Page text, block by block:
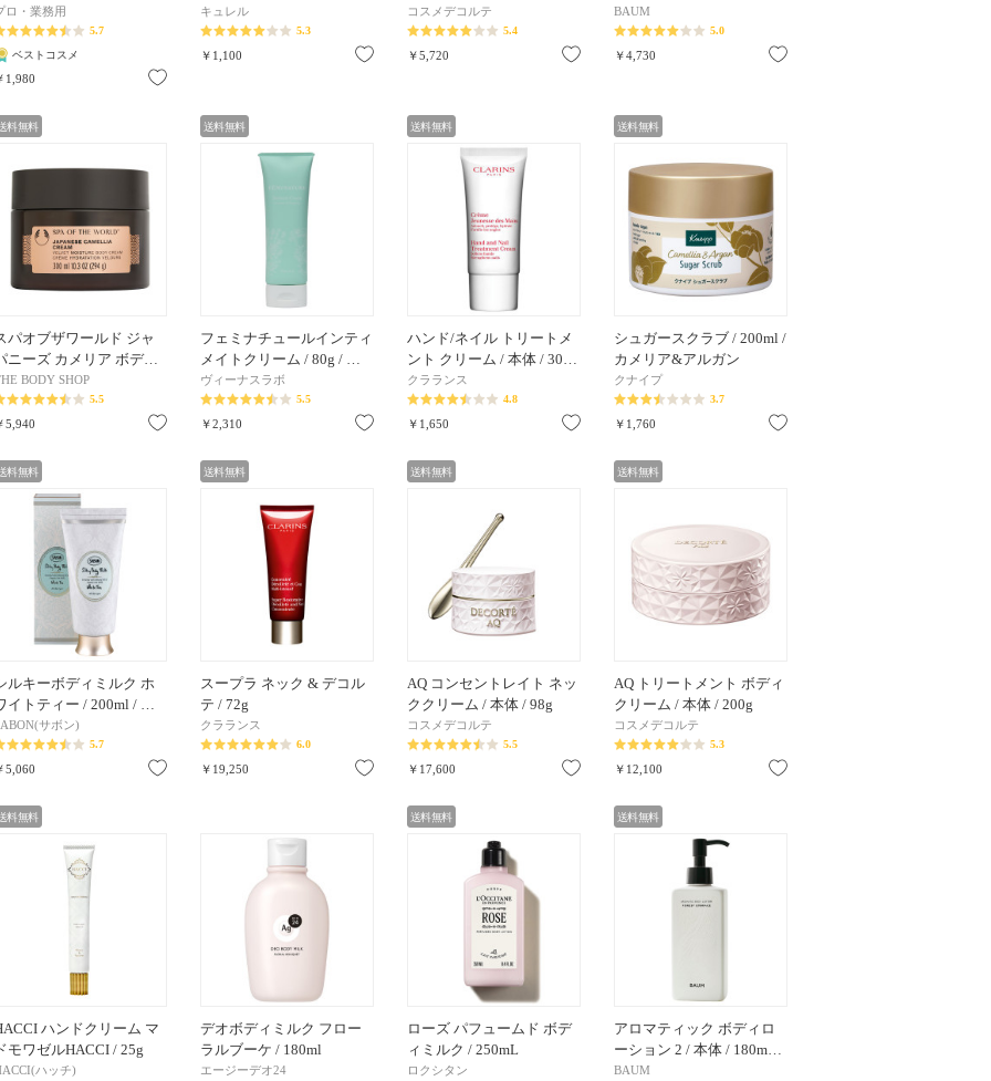
ロ・業務用
5.7
ベストコスメ
1,980
キュレル
5.3
￥1,100 お気に入り
コスメデコルテ
5.4
￥5,720 お気に入り
BAUM
5.0
￥4,730
料無料
パオブザワールド ジャ
ニーズ カメリア ボデ…
BODY SHOP
5.5
5,940 お気に入り
送料無料
フェミナチュールインティ
メイトクリーム / 80g / …
ヴィーナスラボ
5.5
￥2,310 お気に入り
送料無料
ハンド/ネイル トリートメ
ント クリーム / 本体 / 30…
クラランス
4.8
￥1,650 お気に入り
送料無料
シュガースクラブ / 200ml /
カメリア&アルガン
クナイプ
3.7
￥1,760
料無料
ルキーボディミルク ホ
イトティー / 200ml / …
サボン)
5.7
5,060 お気に入り
送料無料
スープラ ネック & デコル
テ / 72g
クラランス
6.0
￥19,250 お気に入り
送料無料
AQ コンセントレイト ネッ
ククリーム / 本体 / 98g
コスメデコルテ
5.5
￥17,600 お気に入り
送料無料
AQ トリートメント ボディ
クリーム / 本体 / 200g
コスメデコルテ
5.3
￥12,100
料無料
ハンドクリーム マ
モワゼルHACCI / 25g
ハッチ)
デオボディミルク フロー
ラルブーケ / 180ml
エージーデオ24
送料無料
ローズ パフュームド ボデ
ィミルク / 250mL
ロクシタン
送料無料
アロマティック ボディロ
ーション 2 / 本体 / 180m…
BAUM